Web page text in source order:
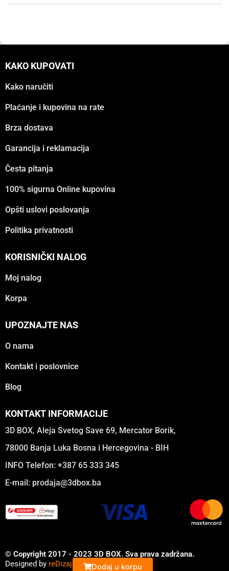
Dodaj u korpu
KAKO KUPOVATI
Kako naručiti
Plaćanje i kupovina na rate
Brza dostava
Garancija i reklamacija
Česta pitanja
100% sigurna Online kupovina
Opšti uslovi poslovanja
Politika privatnosti
KORISNIČKI NALOG
Moj nalog
Korpa
UPOZNAJTE NAS
O nama
Kontakt i poslovnice
Blog
KONTAKT INFORMACIJE
3D BOX, Aleja Svetog Save 69, Mercator Borik,
78000 Banja Luka Bosna i Hercegovina - BIH
INFO Telefon: +387 65 333 345
E-mail: prodaja@3dbox.ba
© Copyright 2017 - 2023 3D BOX. Sva prava zadržana.
Designed by reDizajn